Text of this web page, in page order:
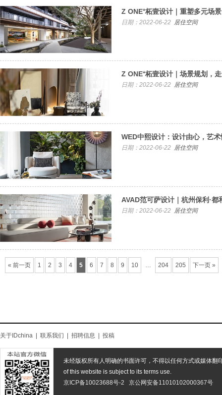
Z ONE⁺柘壹设计｜重塑多元场
日期：2022-06-22 居住空间
Z ONE⁺柘壹设计｜场景规划，
日期：2022-06-22 居住空间
WED中熙设计：设计由心，艺术
日期：2022-06-22 居住空间
AVAD范可萨设计｜杭州保利·
日期：2022-06-22 居住空间
« 前一页 1 2 3 4 5 6 7 8 9 10 … 204 205 下一页 »
关于IDchina | 联系我们 | 招聘信息 | 投稿
未经版权所有人明确的书面许可，不得以任何方式或媒体翻
of this website is subject to its terms use.
京ICP备10023688号-2
京公网安备11010102000367号